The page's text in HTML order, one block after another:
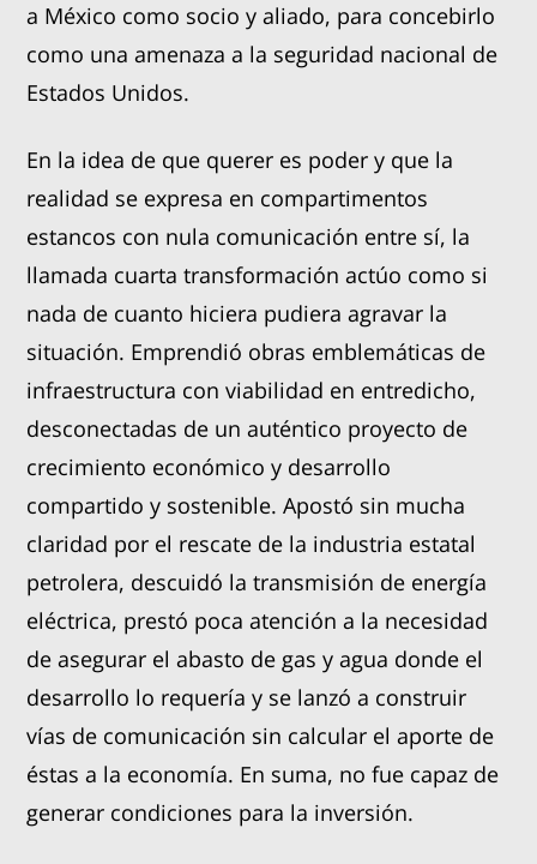
a México como socio y aliado, para concebirlo
como una amenaza a la seguridad nacional de
Estados Unidos.
En la idea de que querer es poder y que la
realidad se expresa en compartimentos
estancos con nula comunicación entre sí, la
llamada cuarta transformación actúo como si
nada de cuanto hiciera pudiera agravar la
situación. Emprendió obras emblemáticas de
infraestructura con viabilidad en entredicho,
desconectadas de un auténtico proyecto de
crecimiento económico y desarrollo
compartido y sostenible. Apostó sin mucha
claridad por el rescate de la industria estatal
petrolera, descuidó la transmisión de energía
eléctrica, prestó poca atención a la necesidad
de asegurar el abasto de gas y agua donde el
desarrollo lo requería y se lanzó a construir
vías de comunicación sin calcular el aporte de
éstas a la economía. En suma, no fue capaz de
generar condiciones para la inversión.